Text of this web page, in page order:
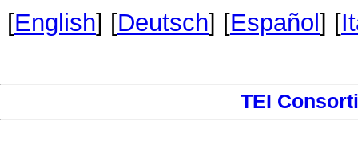
[English] [Deutsch] [Español ] [
TEI